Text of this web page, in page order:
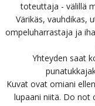
toteuttaja - välillä
Värikäs, vauhdikas,
ompeluharrastaja ja
Yhteyden saat
Kuvat ovat omiani
lupaani niitä. Do not